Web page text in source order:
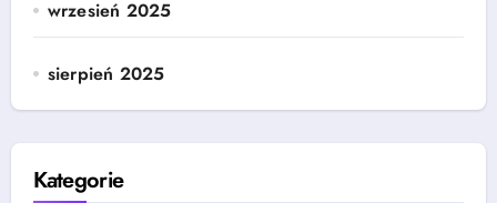
wrzesień 2025
sierpień 2025
Kategorie